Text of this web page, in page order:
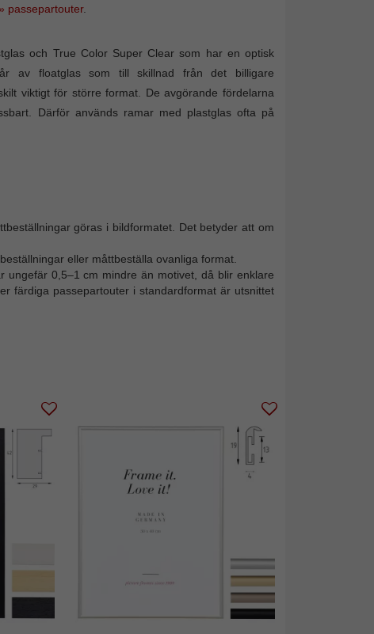
» passepartouter.
och True Color Super Clear som har en optisk
av floatglas som till skillnad från det billigare
viktigt för större format. De avgörande fördelarna
Därför används ramar med plastglas ofta på
göras i bildformatet. Det betyder att om
eller måttbeställa ovanliga format.
ungefär 0,5–1 cm mindre än motivet, då blir enklare
färdiga passepartouter i standardformat är utsnittet